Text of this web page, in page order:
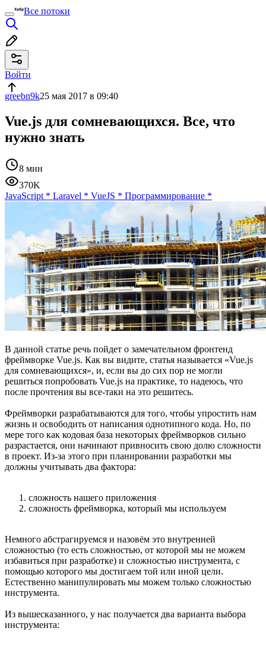
Все потоки
Войти
greebn9k25 мая 2017 в 09:40
Vue.js для сомневающихся. Все, что
нужно знать
8 мин
370K
JavaScript * Laravel * VueJS * Программирование *
В данной статье речь пойдет о замечательном фронтенд
фреймворке Vue.js. Как вы видите, статья называется «Vue.js
для сомневающихся», и, если вы до сих пор не могли
решиться попробовать Vue.js на практике, то надеюсь, что
после прочтения вы все-таки на это решитесь.
Фреймворки разрабатываются для того, чтобы упростить нам
жизнь и освободить от написания однотипного кода. Но, по
мере того как кодовая база некоторых фреймворков сильно
разрастается, они начинают привносить свою долю сложности
в проект. Из-за этого при планировании разработки мы
должны учитывать два фактора:
сложность нашего приложения
сложность фреймворка, который мы используем
Немного абстрагируемся и назовём это внутренней
сложностью (то есть сложностью, от которой мы не можем
избавиться при разработке) и сложностью инструмента, с
помощью которого мы достигаем той или иной цели.
Естественно манипулировать мы можем только сложностью
инструмента.
Из вышесказанного, у нас получается два варианта выбора
инструмента: